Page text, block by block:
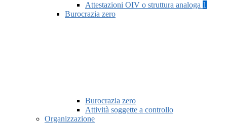
Attestazioni OIV o struttura analoga 1
Burocrazia zero
Burocrazia zero
Attività soggette a controllo
Organizzazione